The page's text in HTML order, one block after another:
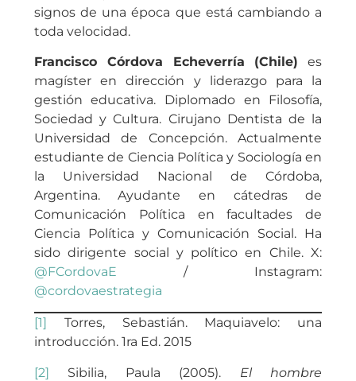
signos de una época que está cambiando a
toda velocidad.
Francisco Córdova Echeverría (Chile) es
magíster en dirección y liderazgo para la
gestión educativa. Diplomado en Filosofía,
Sociedad y Cultura. Cirujano Dentista de la
Universidad de Concepción. Actualmente
estudiante de Ciencia Política y Sociología en
la Universidad Nacional de Córdoba,
Argentina. Ayudante en cátedras de
Comunicación Política en facultades de
Ciencia Política y Comunicación Social. Ha
sido dirigente social y político en Chile. X:
@FCordovaE / Instagram:
@cordovaestrategia
[1]
Torres, Sebastián. Maquiavelo: una
introducción. 1ra Ed. 2015
[2] Sibilia, Paula (2005). El hombre